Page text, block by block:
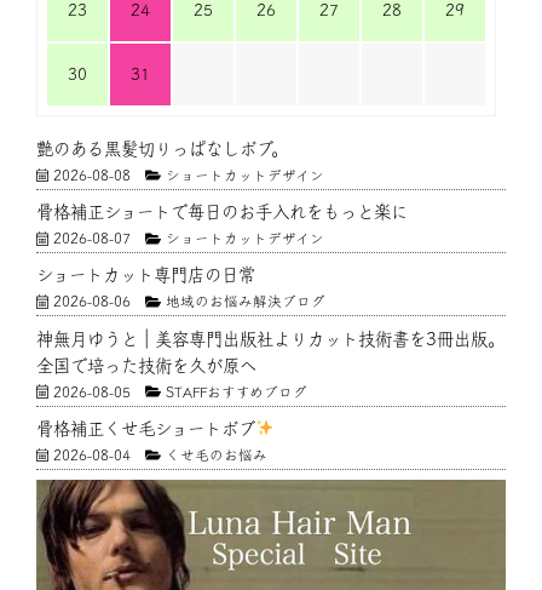
23 24 25 26 27 28 29
30 31
艶のある黒髪切りっぱなしボブ。
2026-08-08 ショートカットデザイン
骨格補正ショートで毎日のお手入れをもっと楽に
2026-08-07 ショートカットデザイン
ショートカット専門店の日常
2026-08-06 地域のお悩み解決ブログ
神無月ゆうと｜美容専門出版社よりカット技術書を3冊出版。
全国で培った技術を久が原へ
2026-08-05 STAFFおすすめブログ
骨格補正くせ毛ショートボブ
2026-08-04 くせ毛のお悩み